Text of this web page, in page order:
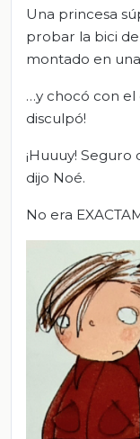
Una princesa
probar la bici
montado en
…y chocó con el
disculpó!
¡Huuuy!
dijo Noé.
No era